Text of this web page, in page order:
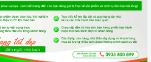
ở mức thấp rất êm không ảnh hưởng
bạn. Tổng điện năng tiêu thu điện của
ngạc nhiên vì 6 đến 7 tiếng đồng hồ hoạt
có 1 số điện của bạn.